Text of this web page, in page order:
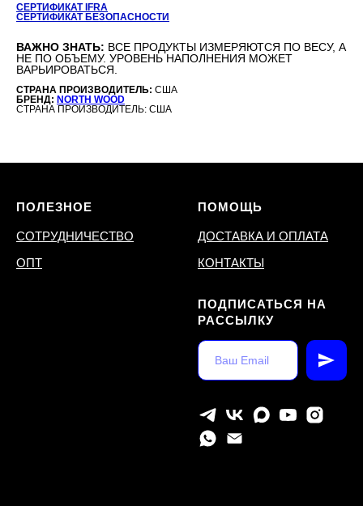
СЕРТИФИКАТ IFRA
СЕРТИФИКАТ БЕЗОПАСНОСТИ
ВАЖНО ЗНАТЬ: ВСЕ ПРОДУКТЫ ИЗМЕРЯЮТСЯ ПО ВЕСУ, А
НЕ ПО ОБЪЕМУ. УРОВЕНЬ НАПОЛНЕНИЯ МОЖЕТ
ВАРЬИРОВАТЬСЯ.
СТРАНА ПРОИЗВОДИТЕЛЬ: США
БРЕНД: NORTH WOOD
СТРАНА ПРОИЗВОДИТЕЛЬ: США
ПОЛЕЗНОЕ
СОТРУДНИЧЕСТВО
ОПТ
ПОМОЩЬ
ДОСТАВКА И ОПЛАТА
КОНТАКТЫ
ПОДПИСАТЬСЯ НА
РАССЫЛКУ